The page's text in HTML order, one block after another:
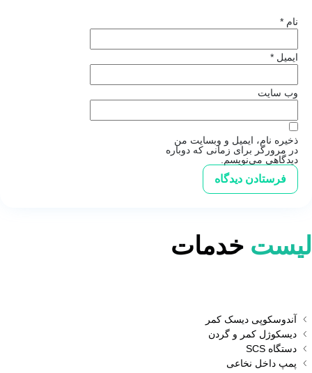
نام *
ایمیل *
وب‌ سایت
ذخیره نام، ایمیل و وبسایت من
در مرورگر برای زمانی که دوباره
دیدگاهی می‌نویسم.
لیست خدمات
آندوسکوپی دیسک کمر
دیسکوژل کمر و گردن
دستگاه SCS
پمپ داخل نخاعی